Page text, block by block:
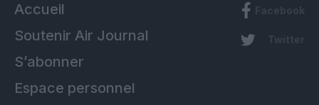
Accueil
Soutenir Air Journal
S’abonner
Espace personnel